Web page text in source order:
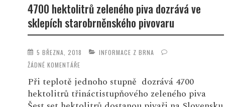
4700 hektolitrů zeleného piva dozrává ve
sklepích starobrněnského pivovaru
5 BŘEZNA, 2018
INFORMACE Z BRNA
ŽÁDNÉ KOMENTÁŘE
Při teplotě jednoho stupně dozrává 4700
hektolitrů třináctistupňového zeleného piva